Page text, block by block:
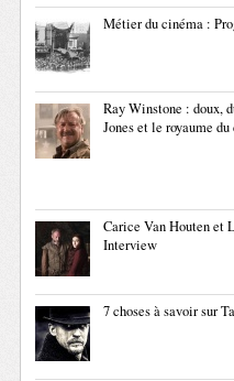
Métier du cinéma :
Ray Winstone : doux,
Jones et le royaume
Carice Van Houten et
Interview
7 choses à savoir sur